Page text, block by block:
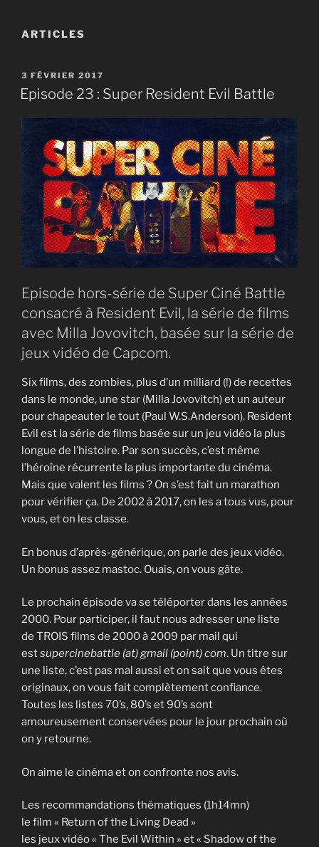
ARTICLES
PUBLIÉ
LE
3 FÉVRIER 2017
Episode 23 : Super Resident Evil Battle
Episode hors-série de Super Ciné Battle
consacré à Resident Evil, la série de films
avec Milla Jovovitch, basée sur la série de
jeux vidéo de Capcom.
Six films, des zombies, plus d’un milliard (!) de recettes
dans le monde, une star (Milla Jovovitch) et un auteur
pour chapeauter le tout (Paul W.S.Anderson). Resident
Evil est la série de films basée sur un jeu vidéo la plus
longue de l’histoire. Par son succès, c’est même
l’héroïne récurrente la plus importante du cinéma.
Mais que valent les films ? On s’est fait un marathon
pour vérifier ça. De 2002 à 2017, on les a tous vus, pour
vous, et on les classe.
En bonus d’après-générique, on parle des jeux vidéo.
Un bonus assez mastoc. Ouais, on vous gâte.
Le prochain épisode va se téléporter dans les années
2000. Pour participer, il faut nous adresser une liste
de TROIS films de 2000 à 2009 par mail qui
estsupercinebattle (at) gmail (point) com. Un titre sur
une liste, c’est pas mal aussi et on sait que vous êtes
originaux, on vous fait complètement confiance.
Toutes les listes 70’s, 80’s et 90’s sont
amoureusement conservées pour le jour prochain où
on y retourne.
On aime le cinéma et on confronte nos avis.
Les recommandations thématiques (1h14mn)
le film « Return of the Living Dead »
les jeux vidéo « The Evil Within » et « Shadow of the